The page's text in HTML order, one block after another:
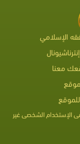
الإسلامي
معنا
الإستخدام الشخصى غير